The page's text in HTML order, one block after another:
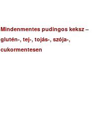
Mindenmentes pudingos keksz –
glutén-, tej-, tojás-, szója-,
cukormentesen